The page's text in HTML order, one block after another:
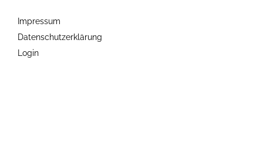
Impressum
Datenschutzerklärung
Login